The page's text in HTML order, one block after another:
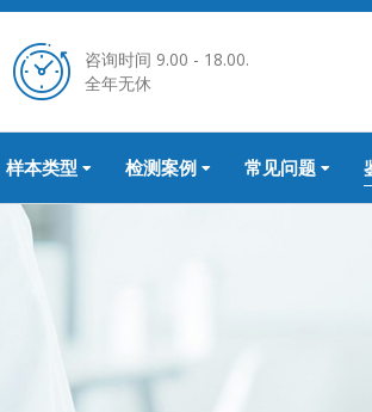
咨询时间 9.00 - 18.00.
全年无休
样本类型 检测案例 常见问题